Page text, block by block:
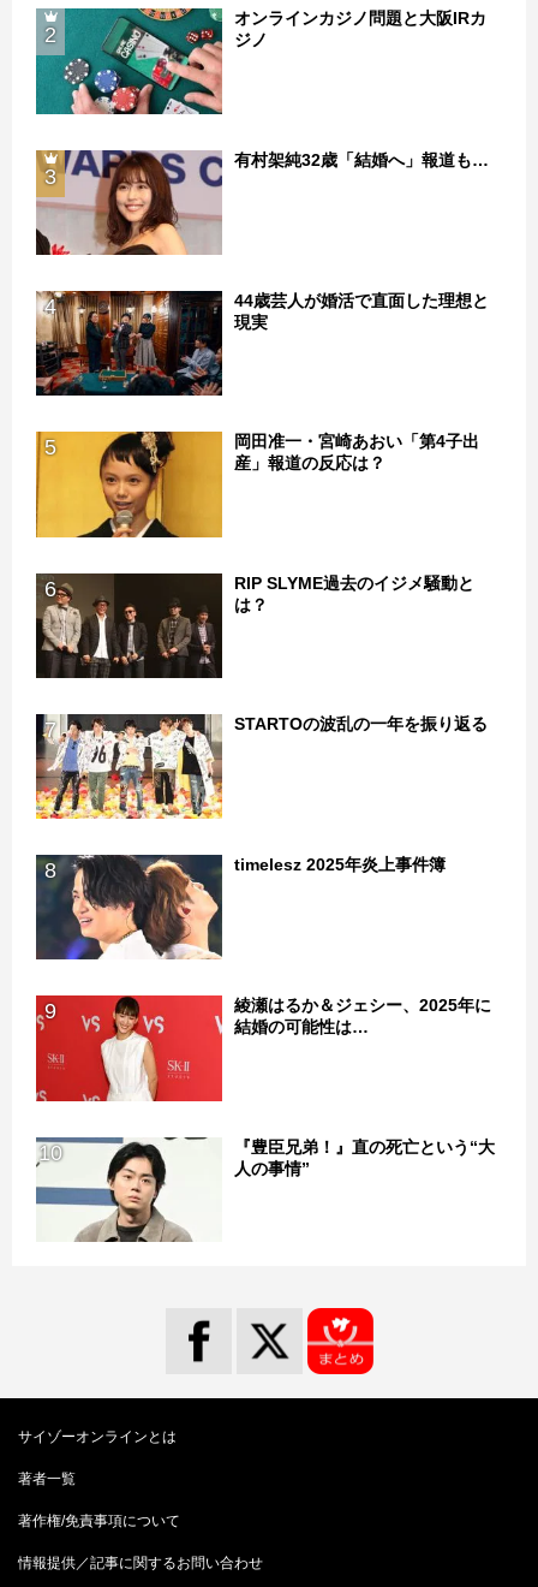
2
オンラインカジノ問題と大阪IRカ
ジノ
3
有村架純32歳「結婚へ」報道も…
4
44歳芸人が婚活で直面した理想と
現実
5
岡田准一・宮崎あおい「第4子出
産」報道の反応は？
6
RIP SLYME過去のイジメ騒動と
は？
7 STARTOの波乱の一年を振り返る
8 timelesz 2025年炎上事件簿
9
綾瀬はるか＆ジェシー、2025年に
結婚の可能性は…
10
『豊臣兄弟！』直の死亡という“大
人の事情”
サイゾーオンラインとは
著者一覧
著作権/免責事項について
情報提供／記事に関するお問い合わせ